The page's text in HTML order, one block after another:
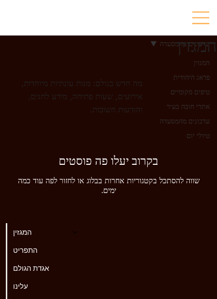
המגזין
פראג היהודית
טיפים מקומיים
אתרי חובה בעיר
עדכונים מהמסעדה
טיולי יום
עדכונים מהמסעדה
מה חדש בגולם: מנות עונתיות מיוחדות,
אירועים, שעות פתיחה, מידע לחגים,
והודעות חשובות.
בקרוב יעלו פה פוסטים
שווה להסתכל בקטגוריות אחרות בבלוג או לחזור לפה עוד כמה
ימים.
המגזין
המגזין
התפריט
אגדת הגולם
עלינו